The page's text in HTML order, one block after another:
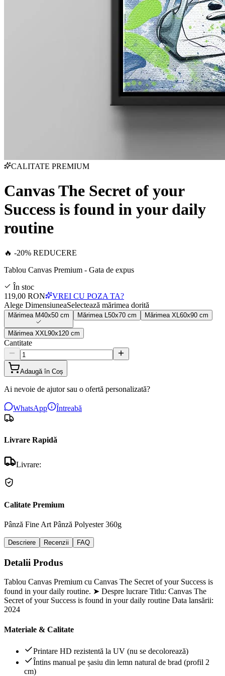
CALITATE PREMIUM
Canvas The Secret of your
Success is found in your daily
routine
🔥 -20% REDUCERE
Tablou Canvas Premium - Gata de expus
În stoc
119,00 RON
VREI CU POZA TA?
Alege DimensiuneaSelectează mărimea dorită
Mărimea M40x50 cm Mărimea 50x70 cm Mărimea XL 60x90 cm
Mărimea XXL 90x120 cm
Cantitate
Adaugă în Coș
Ai nevoie de ajutor sau o ofertă personalizată?
WhatsApp Întreabă
Livrare Rapidă
Livrare:
Calitate Premium
Pânză Fine Art Pânză Polyester 360g
Descriere Recenzii FAQ
Detalii Produs
Tablou Canvas Premium cu Canvas The Secret of your Success is
found in your daily routine. ➤ Despre lucrare Titlu: Canvas The
Secret of your Success is found in your daily routine Data lansării:
2024
Materiale & Calitate
Printare HD rezistentă la UV (nu se decolorează)
Întins manual pe șasiu din lemn natural de brad (profil 2
cm)